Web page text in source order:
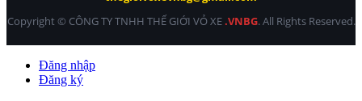
Copyright © CÔNG TY TNHH THẾ GIỚI VỎ XE.VNBG. All Rights Reserved.
Đăng nhập
Đăng ký